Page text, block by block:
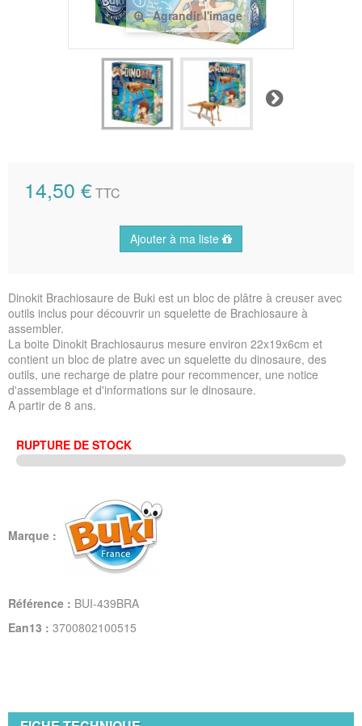
Agrandir l'image
Suivant
14,50 €TTC
Ajouter à ma liste
Dinokit Brachiosaure de Buki est un bloc de plâtre à creuser avec
outils inclus pour découvrir un squelette de Brachiosaure à
assembler.
La boite Dinokit Brachiosaurus mesure environ 22x19x6cm et
contient un bloc de platre avec un squelette du dinosaure, des
outils, une recharge de platre pour recommencer, une notice
d'assemblage et d'informations sur le dinosaure.
A partir de 8 ans.
RUPTURE DE STOCK
Marque :
Référence : BUI-439BRA
Ean13 : 3700802100515